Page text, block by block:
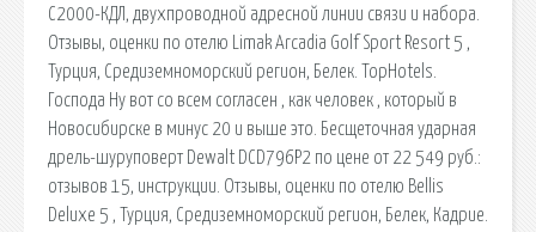
С2000-КДЛ, двухпроводной адресной линии связи и набора.
Отзывы, оценки по отелю Limak Arcadia Golf Sport Resort 5 ,
Турция, Средиземноморский регион, Белек. TopHotels.
Господа Ну вот со всем согласен , как человек , который в
Новосибирске в минус 20 и выше это. Бесщеточная ударная
дрель-шуруповерт Dewalt DCD796P2 по цене от 22 549 руб.:
отзывов 15, инструкции. Отзывы, оценки по отелю Bellis
Deluxe 5 , Турция, Средиземноморский регион, Белек, Кадрие.